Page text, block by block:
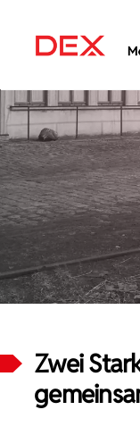
Zum
Zwei